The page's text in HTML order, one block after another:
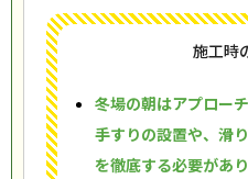
施工時
冬場の朝はアプロー
手すりの設置や、滑
を徹底する必要があり